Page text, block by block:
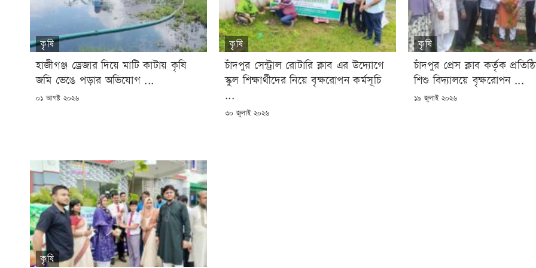
কৃষি
হাজীগঞ্জ ড্রেজার দিয়ে মাটি কাটায় কৃষি
জমি ভেঙে পড়ার অভিযোগ ...
POSTED
০১ আগষ্ট ২০২৬
কৃষি
চাঁদপুর সেন্ট্রাল রোটারি ক্লাব এর উদ্যোগে
স্কুল শিক্ষার্থীদের নিয়ে বৃক্ষরোপন কর্মসূচি
...
POSTED
৩০ জুলাই ২০২৬
কৃষি
চাঁদপুর প্রেস ক্লাব কর্তৃক
শিশু বিদ্যালয়ে বৃক্ষরোপন ...
POSTED
১৯ জুলাই ২০২৬
কৃষি